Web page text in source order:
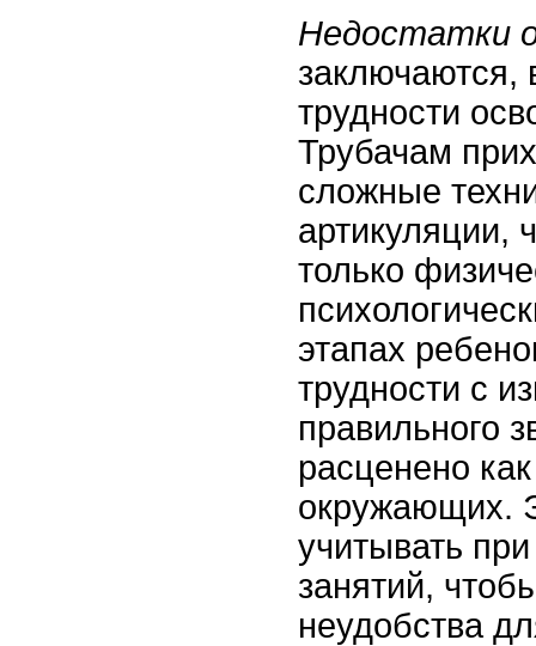
Недостатки
заключаются,
трудности
Трубачам
сложные
артикуляции,
только
этапах
трудности с
правильного
расценено
окружающих.
учитывать
занятий,
неудобства